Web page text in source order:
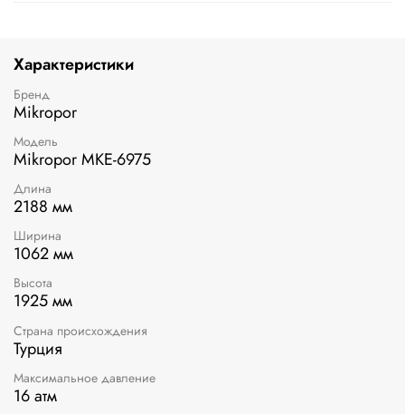
Характеристики
Бренд
Mikropor
Модель
Mikropor MKE-6975
Длина
2188 мм
Ширина
1062 мм
Высота
1925 мм
Страна происхождения
Турция
Максимальное давление
16 атм